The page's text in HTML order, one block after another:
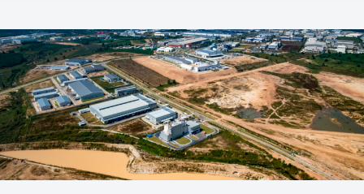
La
nueva
Ley
del
Suelo
de
Madrid,